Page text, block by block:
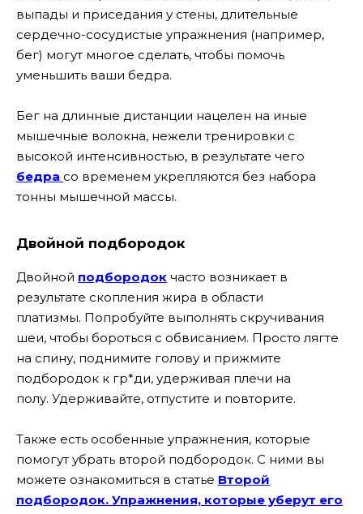
выпады и приседания у стены, длительные
сердечно-сосудистые упражнения (например,
бег) могут многое сделать, чтобы помочь
уменьшить ваши бедра.
Бег на длинные дистанции нацелен на иные
мышечные волокна, нежели тренировки с
высокой интенсивностью, в результате чего
бедра со временем укрепляются без набора
тонны мышечной массы.
Двойной подбородок
Двойной подбородок часто возникает в
результате скопления жира в области
платизмы. Попробуйте выполнять скручивания
шеи, чтобы бороться с обвисанием. Просто лягте
на спину, поднимите голову и прижмите
подбородок к гр*ди, удерживая плечи на
полу. Удерживайте, отпустите и повторите.
Также есть особенные упражнения, которые
помогут убрать второй подбородок. С ними вы
можете ознакомиться в статье Второй
подбородок. Упражнения, которые уберут его